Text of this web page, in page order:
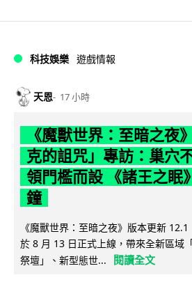
科技娛樂 遊戲情報
天恩 17 小時
《魔獸世界：至暗之夜
克的詛咒」專訪：巢穴
領門檻而設 《諸王之眠
鐘
《魔獸世界：至暗之夜》版本更新
於 8 月 13 日正式上線，帶來全新區域
祭壇」、新型態世...
閱讀全文